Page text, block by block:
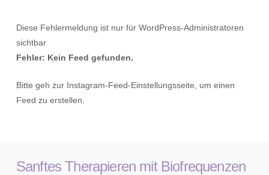
Diese Fehlermeldung ist nur für WordPress-Administratoren
sichtbar
Fehler: Kein Feed gefunden.
Bitte geh zur Instagram-Feed-Einstellungsseite, um einen
Feed zu erstellen.
Sanftes Therapieren mit Biofrequenzen